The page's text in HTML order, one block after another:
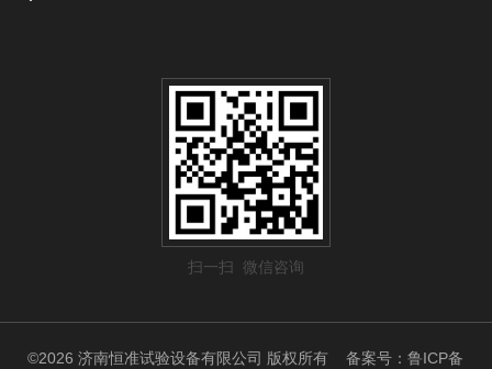
扫一扫 微信咨询
©2026 济南恒准试验设备有限公司 版权所有备案号：鲁ICP备